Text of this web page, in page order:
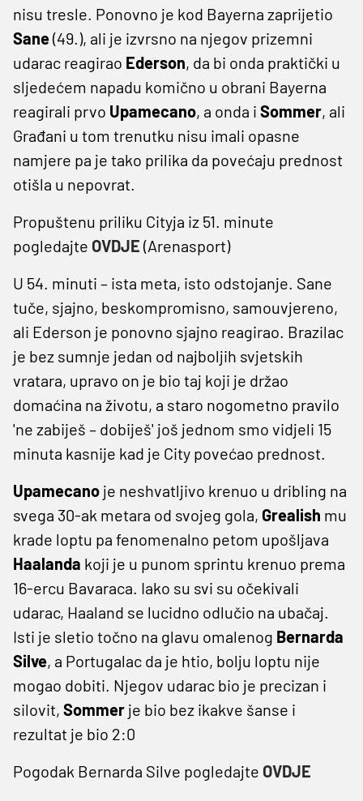
nisu tresle. Ponovno je kod Bayerna zaprijetio
Sane(49.), ali je izvrsno na njegov prizemni
udarac reagirao Ederson, da bi onda praktički u
sljedećem napadu komično u obrani Bayerna
reagirali prvo Upamecano, a onda i Sommer, ali
Građani u tom trenutku nisu imali opasne
namjere pa je tako prilika da povećaju prednost
otišla u nepovrat.
Propuštenu priliku Cityja iz 51. minute
pogledajte OVDJE (Arenasport)
U 54. minuti – ista meta, isto odstojanje. Sane
tuče, sjajno, beskompromisno, samouvjereno,
ali Ederson je ponovno sjajno reagirao. Brazilac
je bez sumnje jedan od najboljih svjetskih
vratara, upravo on je bio taj koji je držao
domaćina na životu, a staro nogometno pravilo
'ne zabiješ – dobiješ' još jednom smo vidjeli 15
minuta kasnije kad je City povećao prednost.
Upamecano je neshvatljivo krenuo u dribling na
svega 30-ak metara od svojeg gola, Grealish mu
krade loptu pa fenomenalno petom upošljava
Haalanda koji je u punom sprintu krenuo prema
16-ercu Bavaraca. Iako su svi su očekivali
udarac, Haaland se lucidno odlučio na ubačaj.
Isti je sletio točno na glavu omalenog Bernarda
Silve, a Portugalac da je htio, bolju loptu nije
mogao dobiti. Njegov udarac bio je precizan i
silovit, Sommer je bio bez ikakve šanse i
rezultat je bio 2:0
Pogodak Bernarda Silve pogledajte OVDJE